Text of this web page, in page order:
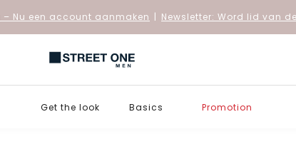
– Nu een account aanmaken | Newsletter: Word lid van
Get the look Basics Promotion